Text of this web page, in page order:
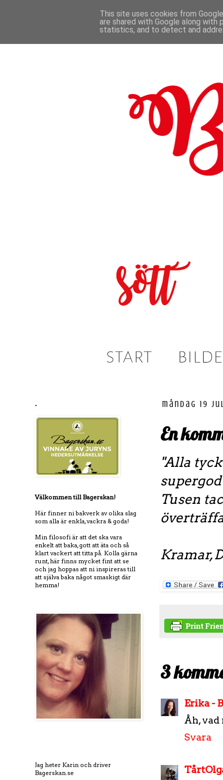
måndag 19
En
"Alla
Tusen
Kramar,
3
Erika -
Åh,
Svara
.
Välkommen till Bagerskan!
Här finner ni bakverk av olika slag
som alla är enkla, vackra & goda!
Min filosofi är att det ska vara
enkelt att baka, gott att äta och så
klart vackert att titta på. Kolla gärna
runt, här finns mycket fint att se
och jag hoppas att ni inspireras till
att själva baka något smaskigt där
hemma!
Jag heter Karin och driver
Bagerskan.se
This site uses cookies from
are shared with Google along
statistics, and to detect and